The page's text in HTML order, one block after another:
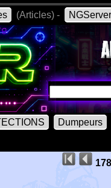
(Articles) -
Dumpeurs